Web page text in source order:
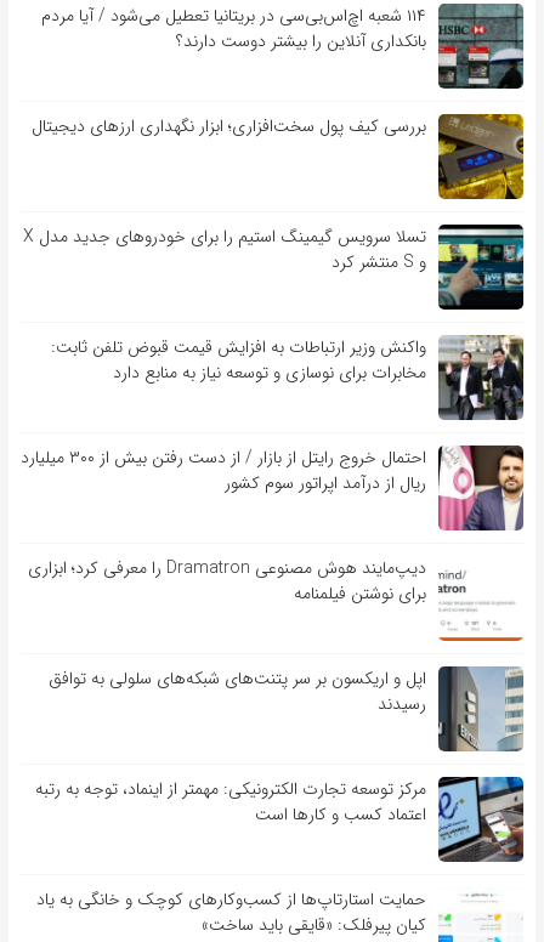
۱۱۴ شعبه اچ‌اس‌بی‌سی در بریتانیا تعطیل می‌شود / آیا مردم
بانکداری آنلاین را بیشتر دوست دارند؟
بررسی کیف‌ پول سخت‌افزاری؛ ابزار نگهداری ارزهای دیجیتال
تسلا سرویس گیمینگ استیم را برای خودروهای جدید مدل X
و S منتشر کرد
واکنش وزیر ارتباطات به افزایش قیمت قبوض تلفن ثابت:
مخابرات برای نوسازی و توسعه نیاز به منابع دارد
احتمال خروج رایتل از بازار / از دست رفتن بیش از ۳۰۰ میلیارد
ریال از درآمد اپراتور سوم کشور
دیپ‌مایند هوش مصنوعی Dramatron را معرفی کرد؛ ابزاری
برای نوشتن فیلمنامه
اپل و اریکسون بر سر پتنت‌های شبکه‌های سلولی به توافق
رسیدند
مرکز توسعه تجارت الکترونیکی: مهمتر از اینماد، توجه به رتبه
اعتماد کسب و کارها است
حمایت استارتاپ‌ها از کسب‌وکارهای کوچک و خانگی به یاد
کیان پیرفلک: «قایقی باید ساخت»